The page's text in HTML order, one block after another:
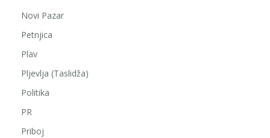
Novi Pazar
Petnjica
Plav
Pljevlja (Taslidža)
Politika
PR
Priboj